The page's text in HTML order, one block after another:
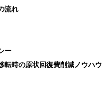
流れ
ー
転時の原状回復費削減ノウハウ